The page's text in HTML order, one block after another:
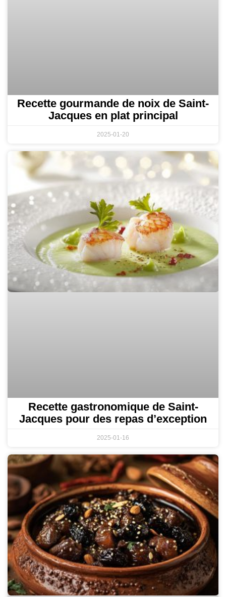
Recette gourmande de noix de Saint-
Jacques en plat principal
2025-01-20
Recette gastronomique de Saint-
Jacques pour des repas d’exception
2025-01-16